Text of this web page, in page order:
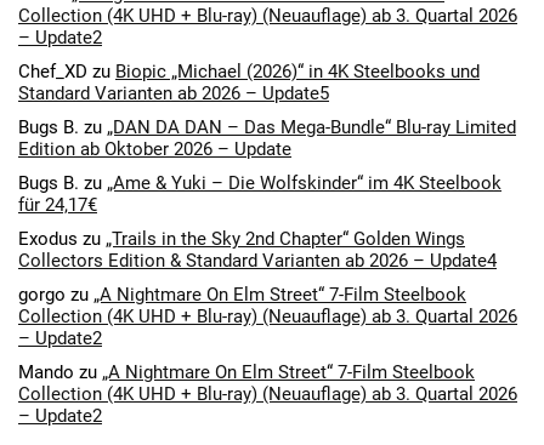
Collection (4K UHD + Blu-ray) (Neuauflage) ab 3. Quartal 2026
– Update2
Chef_XD zu Biopic „Michael (2026)“ in 4K Steelbooks und
Standard Varianten ab 2026 – Update5
Bugs B. zu „DAN DA DAN – Das Mega-Bundle“ Blu-ray Limited
Edition ab Oktober 2026 – Update
Bugs B. zu „Ame & Yuki – Die Wolfskinder“ im 4K Steelbook
für 24,17€
Exodus zu „Trails in the Sky 2nd Chapter“ Golden Wings
Collectors Edition & Standard Varianten ab 2026 – Update4
gorgo zu „A Nightmare On Elm Street“ 7-Film Steelbook
Collection (4K UHD + Blu-ray) (Neuauflage) ab 3. Quartal 2026
– Update2
Mando zu „A Nightmare On Elm Street“ 7-Film Steelbook
Collection (4K UHD + Blu-ray) (Neuauflage) ab 3. Quartal 2026
– Update2